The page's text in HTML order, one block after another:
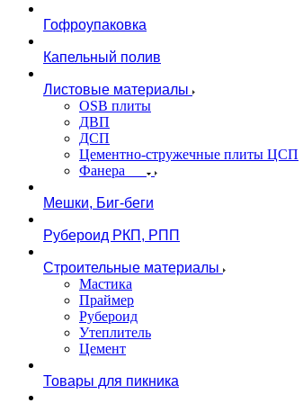
Гофроупаковка
Капельный полив
Листовые материалы
OSB плиты
ДВП
ДСП
Цементно-стружечные плиты ЦСП
Фанера
Мешки, Биг-беги
Рубероид РКП, РПП
Строительные материалы
Мастика
Праймер
Рубероид
Утеплитель
Цемент
Товары для пикника